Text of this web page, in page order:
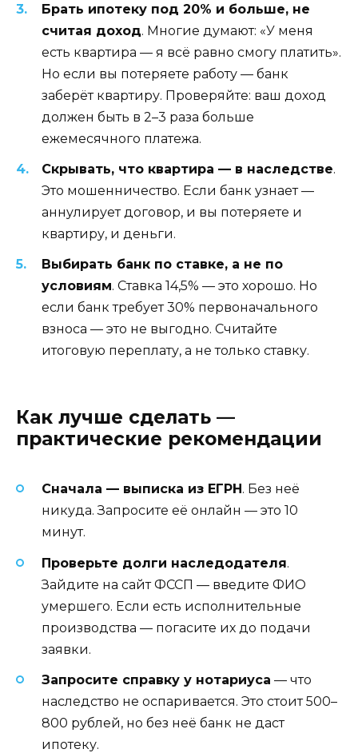
Брать ипотеку под 20% и больше, не
считая доход. Многие думают: «У меня
есть квартира — я всё равно смогу платить».
Но если вы потеряете работу — банк
заберёт квартиру. Проверяйте: ваш доход
должен быть в 2–3 раза больше
ежемесячного платежа.
Скрывать, что квартира — в наследстве.
Это мошенничество. Если банк узнает —
аннулирует договор, и вы потеряете и
квартиру, и деньги.
Выбирать банк по ставке, а не по
условиям. Ставка 14,5% — это хорошо. Но
если банк требует 30% первоначального
взноса — это не выгодно. Считайте
итоговую переплату, а не только ставку.
Как лучше сделать —
практические рекомендации
Сначала — выписка из ЕГРН . Без неё
никуда. Запросите её онлайн — это 10
минут.
Проверьте долги наследодателя.
Зайдите на сайт ФССП — введите ФИО
умершего. Если есть исполнительные
производства — погасите их до подачи
заявки.
Запросите справку у нотариуса — что
наследство не оспаривается. Это стоит 500–
800 рублей, но без неё банк не даст
ипотеку.